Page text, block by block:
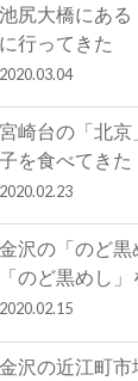
池尻大橋にあ
に行ってきた
2020.03.04
宮崎台の「北
子を食べてきた
2020.02.23
金沢の「のど黒
「のど黒めし
2020.02.15
金沢の近江町市